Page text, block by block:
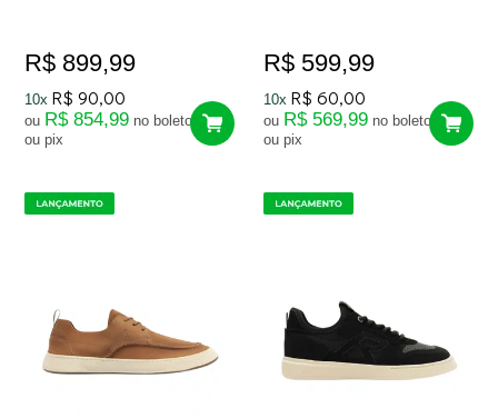
R$ 899,99
10x R$ 90,00
ou R$ 854,99 no boleto
ou pix
R$ 599,99
10x R$ 60,00
ou R$ 569,99 no boleto
ou pix